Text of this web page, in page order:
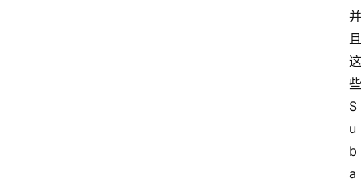
并
且
这
些
S
u
b
a